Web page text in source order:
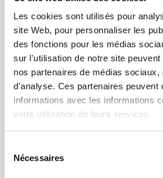
Les cookies sont utilisés pour
site Web, pour personnaliser les
des fonctions pour les médias
sur l'utilisation de notre site
nos partenaires de médias sociaux,
d'analyse. Ces partenaires peuvent
informations avec les informations
votre utilisation de leurs services.
Nécessaires
Catégories
FILTRES VMC DOUBLE FLUX
FILTRE À AIR POUR CHAUFFAGE
TISSUS FILTRANTS ET MATS
FILTRES À POCHES
NETTOYAGE PROBIOTIQUE